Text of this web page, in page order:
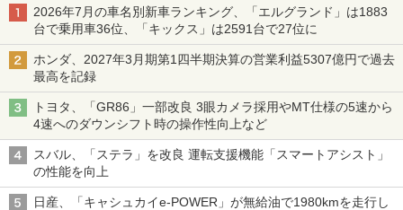
2026年7月の車名別新車ランキング、「エルグランド」は1883
台で乗用車36位、「キックス」は2591台で27位に
ホンダ、2027年3月期第1四半期決算の営業利益5307億円で過去
最高を記録
トヨタ、「GR86」一部改良 3眼カメラ採用やMT仕様の5速から
4速へのダウンシフト時の操作性向上など
スバル、「ステラ」を改良 運転支援機能「スマートアシスト」
の性能を向上
日産、「キャシュカイe-POWER」が無給油で1980kmを走行し